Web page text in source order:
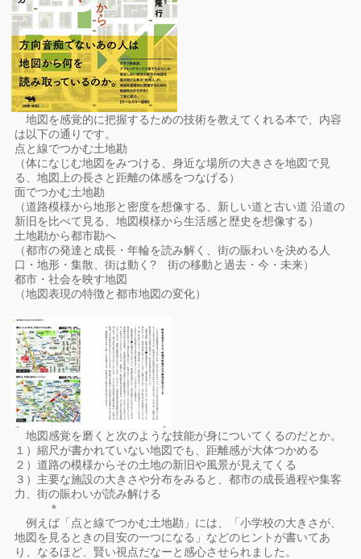
地図を感覚的に把握するための技術を教えてくれる本で、内容
は以下の通りです。
点と線でつかむ土地勘
（体になじむ地図をみつける、身近な場所の大きさを地図で見
る、地図上の長さと距離の体感をつなげる）
面でつかむ土地勘
（道路模様から地形と密度を想像する、新しい道と古い道 沿道の
新旧を比べて見る、地図模様から生活感と歴史を想像する）
土地勘から都市勘へ
（都市の発達と成長・年輪を読み解く、街の賑わいを決める人
口・地形・集散、街は動く? 街の移動と過去・今・未来）
都市・社会を映す地図
（地図表現の特徴と都市地図の変化）
地図感覚を磨くと次のような技能が身についてくるのだとか。
１）縮尺が書かれていない地図でも、距離感が大体つかめる
２）道路の模様からその土地の新旧や風景が見えてくる
３）主要な施設の大きさや分布をみると、都市の成長過程や集客
力、街の賑わいが読み解ける
＊
例えば「点と線でつかむ土地勘」には、「小学校の大きさが、
地図を見るときの目安の一つになる」などのヒントが書いてあ
り、なるほど、賢い視点だなーと感心させられました。